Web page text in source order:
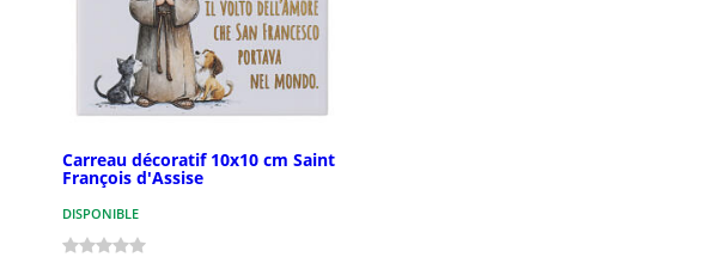
Carreau décoratif 10x10 cm Saint
François d'Assise
DISPONIBLE